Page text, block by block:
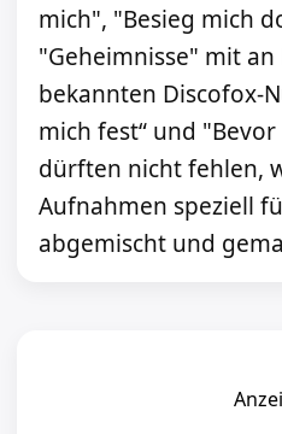
mich", "Besieg mich
"Geheimnisse" mit an
bekannten Discofox-
mich fest“ und
dürften nicht fehlen,
Aufnahmen speziell
abgemischt und